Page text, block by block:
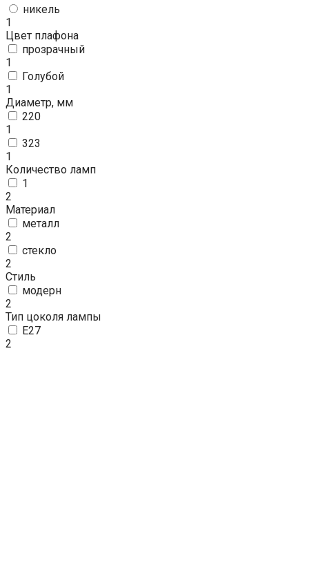
никель
1
Цвет плафона
прозрачный
1
Голубой
1
Диаметр, мм
220
1
323
1
Количество ламп
1
2
Материал
металл
2
стекло
2
Стиль
модерн
2
Тип цоколя лампы
E27
2